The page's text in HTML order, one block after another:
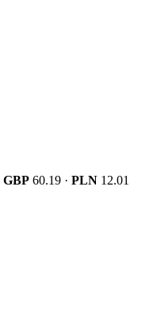
GBP 60.19 · PLN 12.01